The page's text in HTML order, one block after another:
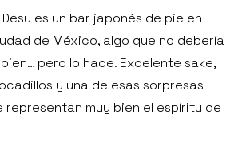
Desu es un bar japonés de pie en
de México, algo que no debería
pero lo hace. Excelente sake,
y una de esas sorpresas
muy bien el espíritu de